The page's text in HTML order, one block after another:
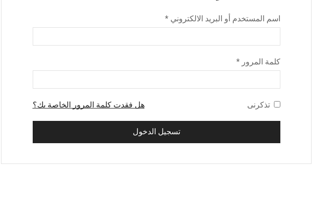
اسم المستخدم أو البريد الالكتروني*
كلمة المرور*
تذكرنى هل فقدت كلمة المرور الخاصة بك؟
تسجيل الدخول